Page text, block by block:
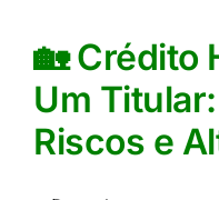
🏡 Crédito
Um
Riscos e